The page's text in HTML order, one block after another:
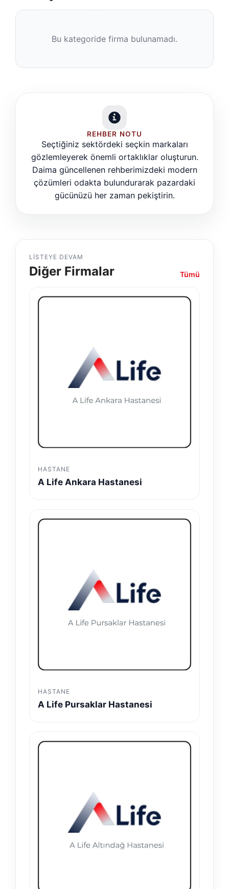
Bu kategoride firma bulunamadı.
REHBER NOTU
Seçtiğiniz sektördeki seçkin markaları
gözlemleyerek önemli ortaklıklar oluşturun.
Daima güncellenen rehberimizdeki modern
çözümleri odakta bulundurarak pazardaki
gücünüzü her zaman pekiştirin.
LISTEYE DEVAM
Diğer Firmalar Tümü
HASTANE
A Life Ankara Hastanesi
HASTANE
A Life Pursaklar Hastanesi